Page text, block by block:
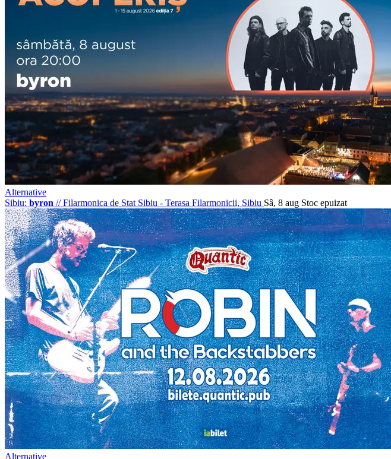
Alternative
Sibiu: byron //Filarmonica de Stat Sibiu - Terasa Filarmonicii, Sibiu Sâ, 8 aug Stoc epuizat
Alternative